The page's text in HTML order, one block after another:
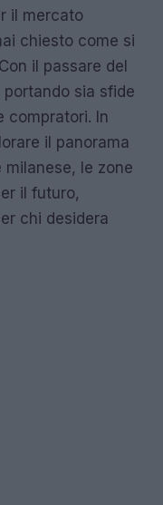
il mercato
chiesto come si
il passare del
sia sfide
compratori. In
il panorama
le zone
il futuro,
chi desidera